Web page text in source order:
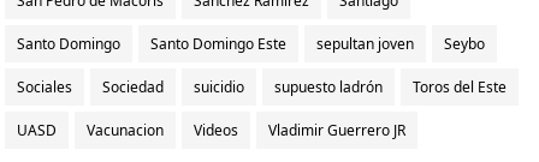
Santo Domingo Santo Domingo Este sepultan joven Seybo
Sociales Sociedad suicidio supuesto ladrón Toros del Este
UASD Vacunacion Videos Vladimir Guerrero JR